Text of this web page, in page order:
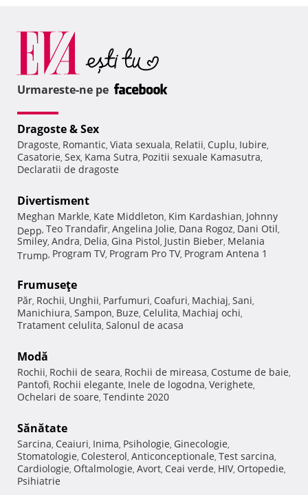
Urmareste-ne pe
Dragoste & Sex
Dragoste, Romantic, Viata sexuala, Relatii, Cuplu, Iubire,
Casatorie, Sex, Kama Sutra, Pozitii sexuale Kamasutra,
Declaratii de dragoste
Divertisment
Meghan Markle, Kate Middleton, Kim Kardashian, Johnny
Depp, Teo Trandafir, Angelina Jolie, Dana Rogoz, Dani Otil,
Smiley, Andra, Delia, Gina Pistol, Justin Bieber, Melania
Trump, Program TV, Program Pro TV, Program Antena 1
Frumuseţe
Păr, Rochii, Unghii, Parfumuri, Coafuri, Machiaj, Sani,
Manichiura, Sampon, Buze, Celulita, Machiaj ochi,
Tratament celulita, Salonul de acasa
Modă
Rochii, Rochii de seara, Rochii de mireasa, Costume de baie,
Pantofi, Rochii elegante, Inele de logodna, Verighete,
Ochelari de soare, Tendinte 2020
Sănătate
Sarcina, Ceaiuri, Inima, Psihologie, Ginecologie,
Stomatologie, Colesterol, Anticonceptionale, Test sarcina,
Cardiologie, Oftalmologie, Avort, Ceai verde, HIV, Ortopedie,
Psihiatrie